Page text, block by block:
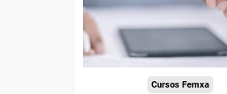
Sector
-Comercio.
Cursos Femxa